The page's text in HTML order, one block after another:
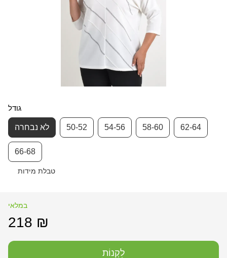
גודל
לא נבחרה 50-52 54-56 58-60 62-64
66-68
טבלת מידות
במלאי
218 ₪
לִקְנוֹת